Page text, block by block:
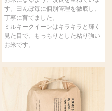
す。田んぼ毎に個別管理を徹底し、
丁寧に育てました。
ミルキークイーンはキラキラと輝く
見た目で、もっちりとした粘り強い
お米です。